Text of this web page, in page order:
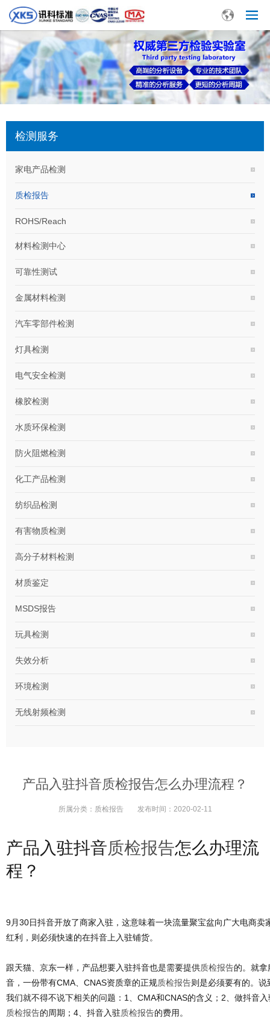
检测服务
家电产品检测
质检报告
ROHS/Reach
材料检测中心
可靠性测试
金属材料检测
汽车零部件检测
灯具检测
电气安全检测
橡胶检测
水质环保检测
防火阻燃检测
化工产品检测
纺织品检测
有害物质检测
高分子材料检测
材质鉴定
MSDS报告
玩具检测
失效分析
环境检测
无线射频检测
产品入驻抖音质检报告怎么办理流程？
所属分类： 质检报告 发布时间： 2020-02-11
产品入驻抖音质检报告怎么办理流
程？
9月30日抖音开放了商家入驻，这意味着一块流量聚宝盆向广大电商卖
红利，则必须快速的在抖音上入驻铺货。
跟天猫、京东一样，产品想要入驻抖音也是需要提供质检报告的。就
音，一份带有CMA、CNAS资质章的正规质检报告则是必须要有的。
我们就不得不说下相关的问题：1、CMA和CNAS的含义；2、做抖音入
质检报告的周期；4、抖音入驻质检报告的费用。